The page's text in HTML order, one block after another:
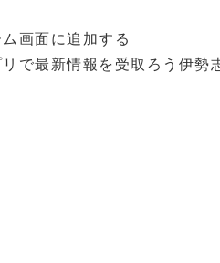
画面に追加する
で最新情報を受取ろう 伊勢